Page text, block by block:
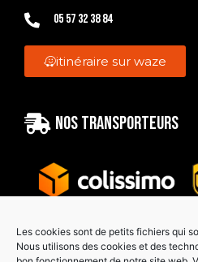
Les cookies sont de petits fichiers qui
Nous utilisons des cookies et des
05 57 32 38 84
itinéraire sur waze
Nos transporteurs